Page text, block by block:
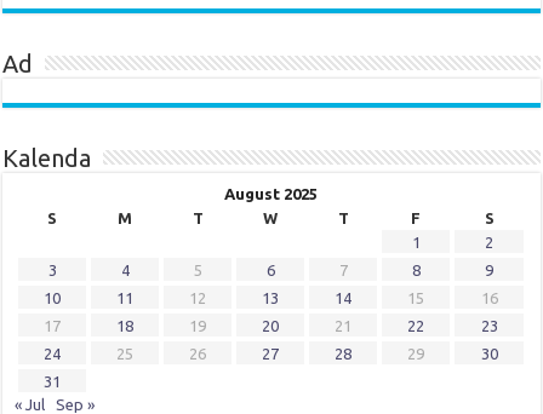
Ad
Kalenda
August 2025
S
M T W T F
S
1
2
3
4 5 6 7 8
9
10
11 12 13 14 15
16
17
18 19 20 21 22
23
24
25 26 27 28 29
30
31
« Jul
Sep »